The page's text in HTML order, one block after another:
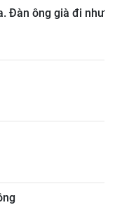
Đàn ông già đi như